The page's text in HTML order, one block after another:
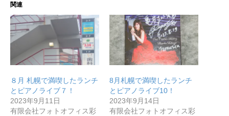
関連
８月 札幌で満喫したランチ
とピアノライブ７！
2023年9月11日
有限会社フォトオフィス彩
8月札幌で満喫したランチ
とピアノライブ10！
2023年9月14日
有限会社フォトオフィス彩